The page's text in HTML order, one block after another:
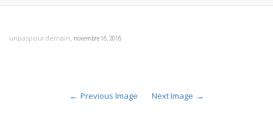
unpaspourdemain, novembre 16, 2016
Previous Image Next Image